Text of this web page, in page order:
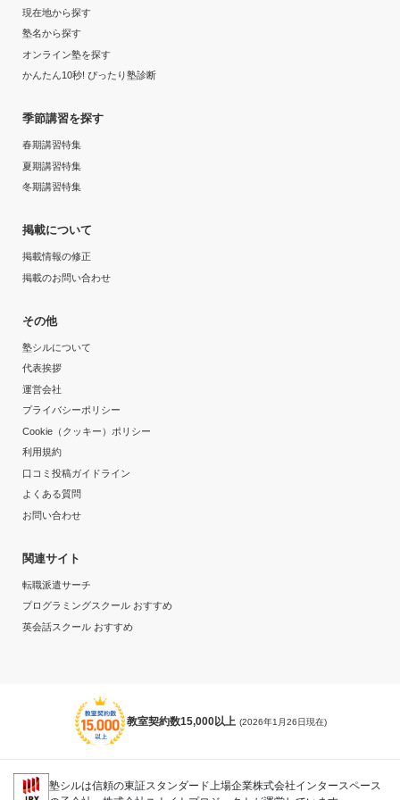
現在地から探す
塾名から探す
オンライン塾を探す
かんたん10秒! ぴったり塾診断
季節講習を探す
春期講習特集
夏期講習特集
冬期講習特集
掲載について
掲載情報の修正
掲載のお問い合わせ
その他
塾シルについて
代表挨拶
運営会社
プライバシーポリシー
Cookie（クッキー）ポリシー
利用規約
口コミ投稿ガイドライン
よくある質問
お問い合わせ
関連サイト
転職派遣サーチ
プログラミングスクール おすすめ
英会話スクール おすすめ
教室契約数15,000以上 (2026年1月26日現在)
塾シルは信頼の東証スタンダード上場企業株式会社インタースペース